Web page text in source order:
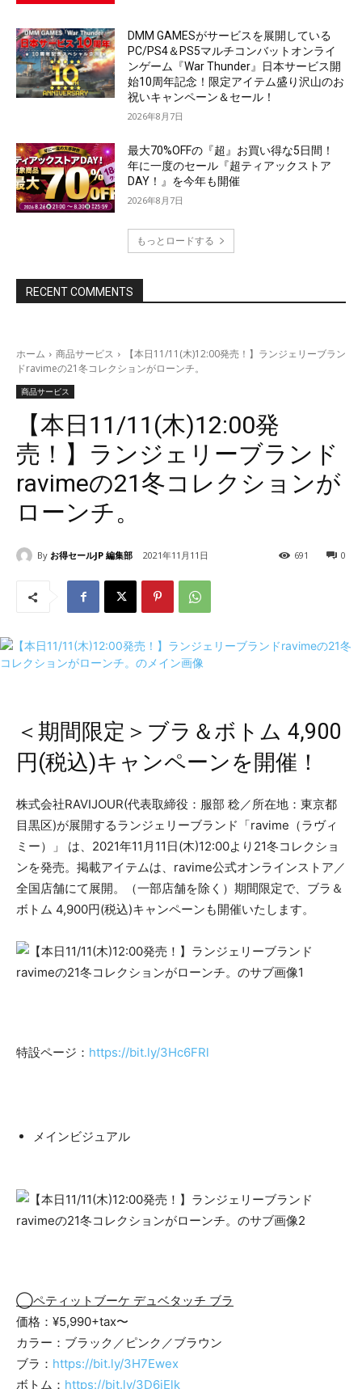
DMM GAMESがサービスを展開している
PC/PS4＆PS5マルチコンバットオンライ
ンゲーム『War Thunder』日本サービス開
始10周年記念！限定アイテム盛り沢山のお
祝いキャンペーン＆セール！
2026年8月7日
最大70%OFFの『超』お買い得な5日間！
年に一度のセール『超ティアックストア
DAY！』を今年も開催
2026年8月7日
もっとロードする
RECENT COMMENTS